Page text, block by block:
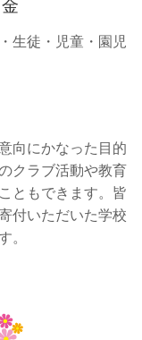
生徒・児童・園児
向にかなった目的
クラブ活動や教育
ともできます。皆
付いただいた学校
。